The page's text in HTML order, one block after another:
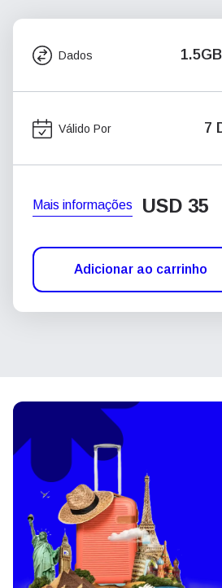
Dados
Válido Por 7
Mais informações USD 35
Adicionar ao carrinho